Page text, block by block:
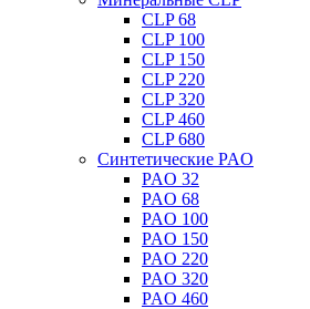
CLP 68
CLP 100
CLP 150
CLP 220
CLP 320
CLP 460
CLP 680
Синтетические PAO
PAO 32
PAO 68
PAO 100
PAO 150
PAO 220
PAO 320
PAO 460